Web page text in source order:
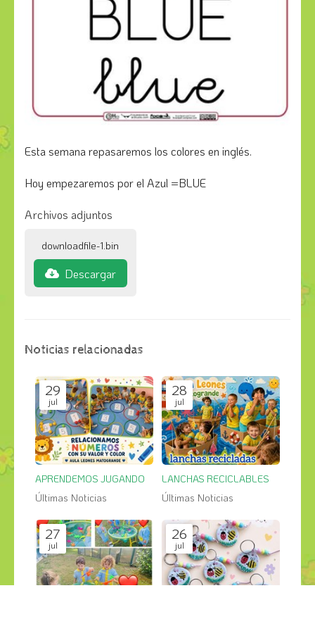
Esta semana repasaremos los colores en inglés.
Hoy empezaremos por el Azul =BLUE
Archivos adjuntos
downloadfile-1.bin
Descargar
Noticias relacionadas
29
jul
APRENDEMOS JUGANDO
Últimas Noticias
28
jul
LANCHAS RECICLABLES
Últimas Noticias
27
jul
26
jul